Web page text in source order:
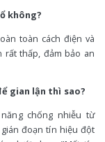
không?
toàn cách điện và
rất thấp, đảm bảo an
gian lận thì sao?
chống nhiễu từ
đoạn tín hiệu đột